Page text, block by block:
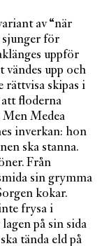
av “när
sjunger för
uppför
vändes upp och
rättvisa skipas i
floderna
Men Medea
inverkan: hon
ska stanna.
Från
sin grymma
kokar.
frysa i
på sin sida
tända eld på